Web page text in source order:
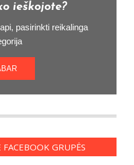
ieškojote?
pasirinkti reikalinga
GRUPĖS